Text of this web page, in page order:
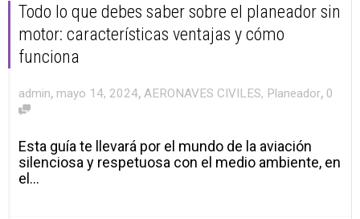
Todo lo que debes saber sobre el planeador sin
motor: características ventajas y cómo
funciona
admin, mayo 14, 2024, AERONAVES CIVILES, Planeador, 0
Esta guía te llevará por el mundo de la aviación
silenciosa y respetuosa con el medio ambiente, en
el...